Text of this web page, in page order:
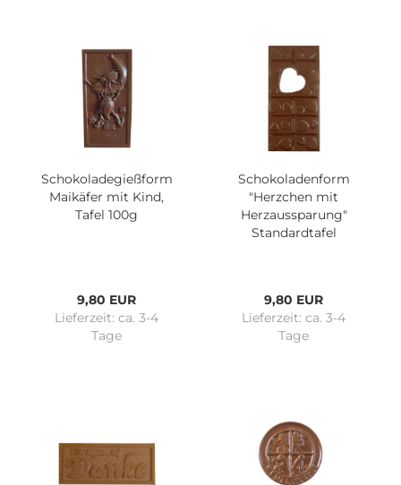
Schokoladegießform
Maikäfer mit Kind,
Tafel 100g
9,80 EUR
Lieferzeit: ca. 3-4
Tage
Schokoladenform
"Herzchen mit
Herzaussparung"
Standardtafel
9,80 EUR
Lieferzeit: ca. 3-4
Tage